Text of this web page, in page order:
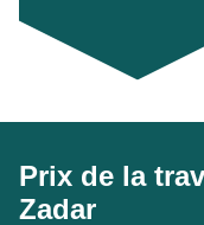
Prix de la
Zadar